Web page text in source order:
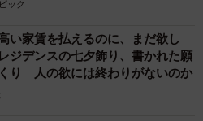
ってきた。「甘えてくれたの
ック
い家賃を払えるのに、まだ欲し
ジデンスの七夕飾り、書かれた願
り 人の欲には終わりがないのか